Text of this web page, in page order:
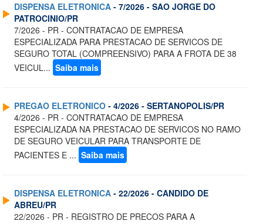
DISPENSA ELETRONICA - 7/2026 - SAO JORGE DO
PATROCINIO/PR
7/2026 - PR - CONTRATACAO DE EMPRESA
ESPECIALIZADA PARA PRESTACAO DE SERVICOS DE
SEGURO TOTAL (COMPREENSIVO) PARA A FROTA DE 38
VEICUL... Saiba mais
PREGAO ELETRONICO - 4/2026 - SERTANOPOLIS/PR
4/2026 - PR - CONTRATACAO DE EMPRESA
ESPECIALIZADA NA PRESTACAO DE SERVICOS NO RAMO
DE SEGURO VEICULAR PARA TRANSPORTE DE
PACIENTES E ... Saiba mais
DISPENSA ELETRONICA - 22/2026 - CANDIDO DE
ABREU/PR
22/2026 - PR - REGISTRO DE PRECOS PARA A